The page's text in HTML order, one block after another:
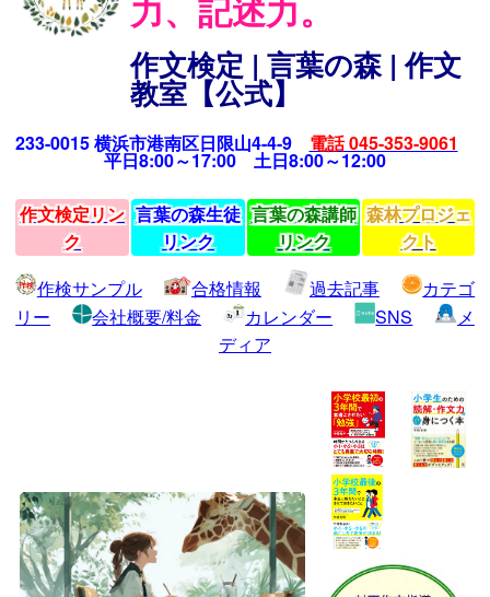
力、記述力。
作文検定 | 言葉の森 | 作文
教室【公式】
233-0015 横浜市港南区日限山4-4-9 電話 045-353-9061
平日8:00～17:00 土日8:00～12:00
作文検定リン
ク
言葉の森生徒
リンク
言葉の森講師
リンク
森林プロジェ
クト
作検サンプル
合格情報 過去記事
カテゴ
リー
会社概要/料金 カレンダー SNS
メ
ディア